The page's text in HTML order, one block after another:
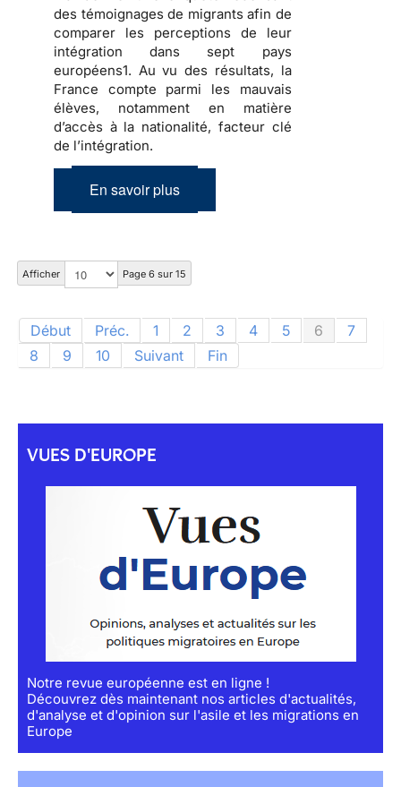
des témoignages de migrants afin de
comparer les perceptions de leur
intégration dans sept pays
européens1. Au vu des résultats, la
France compte parmi les mauvais
élèves, notamment en matière
d’accès à la nationalité, facteur clé
de l’intégration.
En savoir plus
Afficher Page 6 sur 15
Début Préc. 1 2 3 4 5 6
7
8
9 10 Suivant Fin
VUES D'EUROPE
Notre revue européenne est en ligne !
Découvrez dès maintenant nos articles d'actualités,
d'analyse et d'opinion sur l'asile et les migrations en
Europe